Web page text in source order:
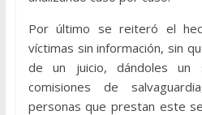
Por último se reiteró el
víctimas sin información, sin
de un juicio, dándoles un
comisiones de
personas que prestan este